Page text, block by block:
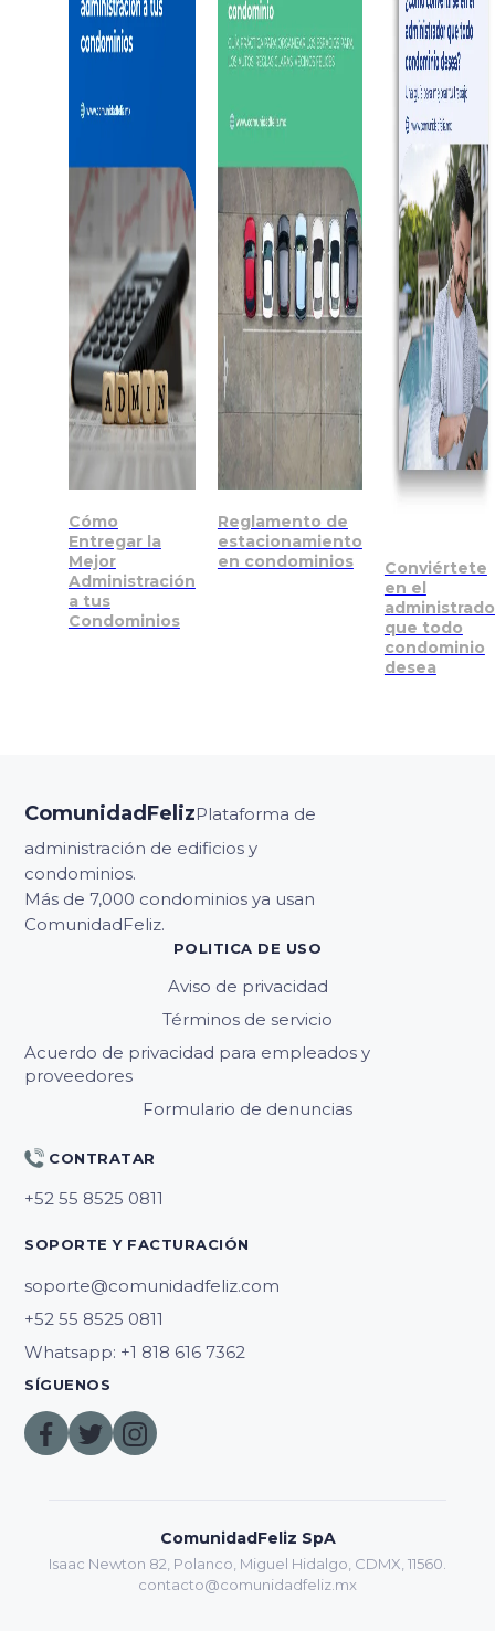
Cómo
Entregar la
Mejor
Administración
a tus
Condominios
Reglamento de
estacionamiento
en condominios
Conviértete
en el
que todo
condominio
desea
ComunidadFelizPlataforma de
administración de edificios y
condominios.
Más de 7,000 condominios ya usan
ComunidadFeliz.
POLITICA DE USO
Aviso de privacidad
Términos de servicio
Acuerdo de privacidad para empleados y
proveedores
Formulario de denuncias
CONTRATAR
SOPORTE Y FACTURACIÓN
soporte@comunidadfeliz.com
Whatsapp: +1 818 616 7362
SÍGUENOS
ComunidadFeliz SpA
Isaac Newton 82, Polanco, Miguel Hidalgo, CDMX, 11560.
contacto@comunidadfeliz.mx